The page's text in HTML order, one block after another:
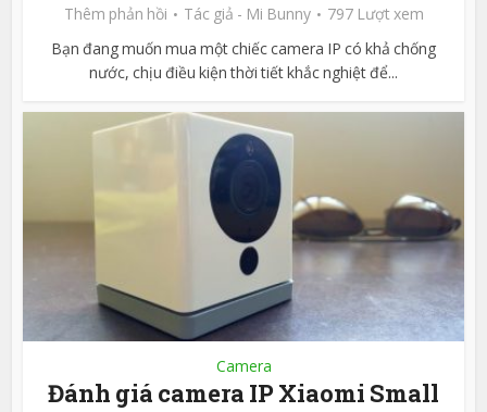
Thêm phản hồi Tác giả - Mi Bunny
797 Lượt xem
Bạn đang muốn mua một chiếc camera IP có khả chống
nước, chịu điều kiện thời tiết khắc nghiệt để...
Camera
Đánh giá camera IP Xiaomi Small